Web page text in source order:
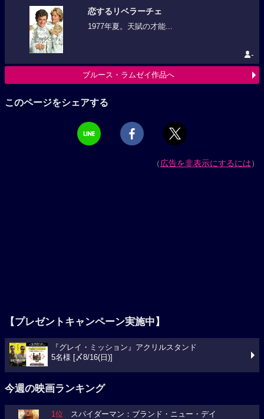
恋するリベラーチェ
1977年夏。天賦の才能...
-
ブルース・ラムゼイ作品へ
このページをシェアする
（広告を非表示にするには）
【プレゼントキャンペーン実施中】
『グレイ・ミッション』アクリルスタンド
5名様 [〆8/16(日)]
今週の映画ランキング
1位 スパイダーマン：ブランド・ニュー・デイ